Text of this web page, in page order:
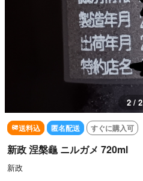
1 / 2
送料込 匿名配送 すぐに購入可
新政 涅槃龜 ニルガメ 720ml
新政